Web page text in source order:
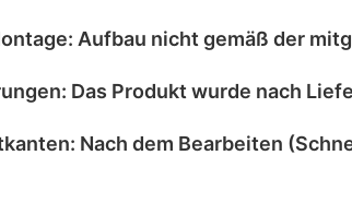
Aufbau nicht gemäß der
Das Produkt wurde nach
Nach dem Bearbeiten